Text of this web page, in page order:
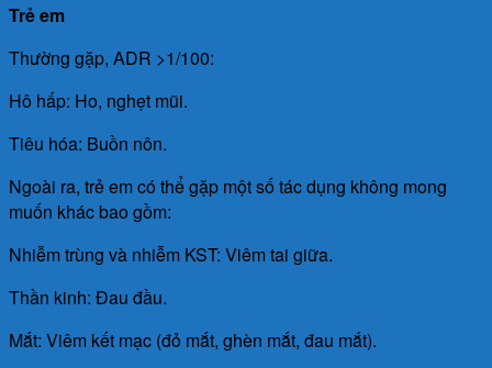
Trẻ em
Thường gặp, ADR >1/100:
Hô hấp: Ho, nghẹt mũi.
Tiêu hóa: Buồn nôn.
Ngoài ra, trẻ em có thể gặp một số tác dụng không mong
muốn khác bao gồm:
Nhiễm trùng và nhiễm KST: Viêm tai giữa.
Thần kinh: Đau đầu.
Mắt: Viêm kết mạc (đỏ mắt, ghèn mắt, đau mắt).